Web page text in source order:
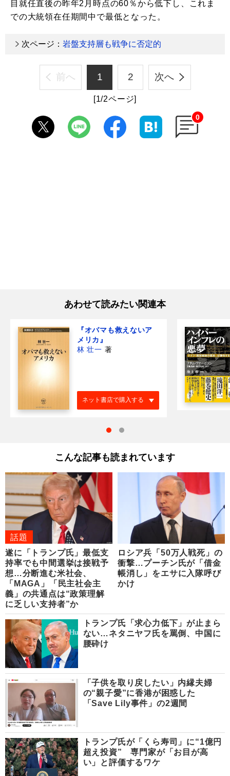
目就任直後の昨年2月時点の60％から低下し、これま
での大統領在任期間中で最低となった。
次ページ： 岩盤支持層も戦争に否定的
前へ 1 2 次へ
[1/2ページ]
0
あわせて読みたい関連本
『オバマも救えないア
メリカ』
林 壮一 著
ネット書店で購入する
こんな記事も読まれています
話題
遂に「トランプ氏」最低支
持率でも中間選挙は接戦予
想…分断進む米社会、
「MAGA」「民主社会主
義」の共通点は“政策理解
に乏しい支持者”か
ロシア兵「50万人戦死」の
衝撃…プーチン氏が「借金
帳消し」をエサに入隊呼び
かけ
トランプ氏「求心力低下」が止まら
ない…ネタニヤフ氏を罵倒、中国に
腰砕け
「子供を取り戻したい」内縁夫婦
の“親子愛”に香港が困惑した
「Save Lily事件」の2週間
トランプ氏が「くら寿司」に“1億円
超え投資” 専門家が「お目が高
い」と評価するワケ